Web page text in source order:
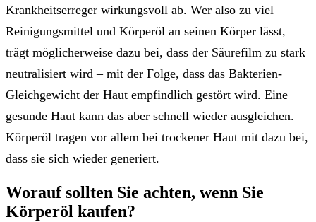
Krankheitserreger wirkungsvoll ab. Wer also zu viel
Reinigungsmittel und Körperöl an seinen Körper lässt,
trägt möglicherweise dazu bei, dass der Säurefilm zu stark
neutralisiert wird – mit der Folge, dass das Bakterien-
Gleichgewicht der Haut empfindlich gestört wird. Eine
gesunde Haut kann das aber schnell wieder ausgleichen.
Körperöl tragen vor allem bei trockener Haut mit dazu bei,
dass sie sich wieder generiert.
Worauf sollten Sie achten, wenn Sie
Körperöl kaufen?